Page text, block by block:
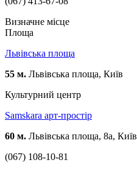
Визначне місце
Площа
Львівська площа
55 м. Львівська площа, Київ
Культурний центр
Samskara арт-простір
60 м. Львівська площа, 8а, Київ
(067) 108-10-81